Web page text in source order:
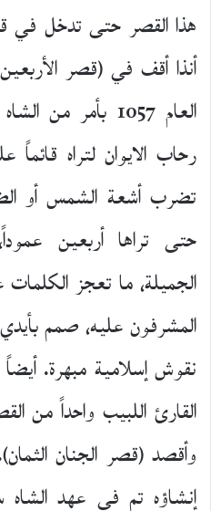
هذا القصر حتى تدخل في
أنذا أقف في (قصر
العام 1057
رحاب الايوان لتراه
تضرب أشعة الشمس أو
حتى تراها أربعين
الجميلة، ما تعجز
المشرفون عليه، صمم
نقوش إسلامية مبهرة.
القارئ اللبيب واحداً من
وأقصد (قصر الجنان
إنشاؤه تم في عهد